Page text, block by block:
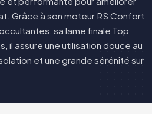
Grâce à son moteur RS Confort
sa lame finale Top
il assure une utilisation douce au
et une grande sérénité sur